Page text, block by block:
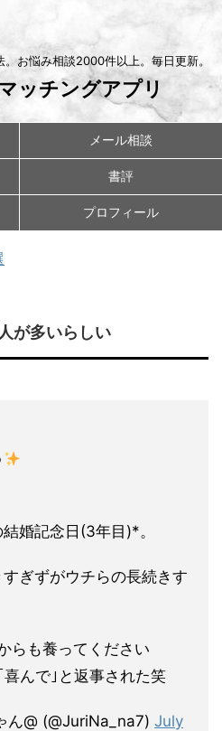
お悩み相談2000件以上。毎日更新。
ッチングアプリ
メール相談
書評
プロフィール
が多いらしい
婚記念日(3年目)*。
ぎずがウチらの長続きす
らも養ってください
喜んで｣と返事された笑
@ (@JuriNa_na7) July